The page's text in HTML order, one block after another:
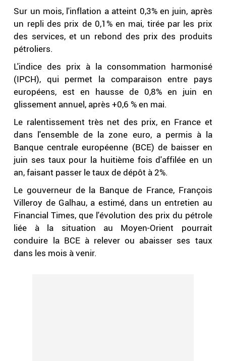
Sur un mois, l'inflation a atteint 0,3% en juin, après
un repli des prix de 0,1% en mai, tirée par les prix
des services, et un rebond des prix des produits
pétroliers.
L'indice des prix à la consommation harmonisé
(IPCH), qui permet la comparaison entre pays
européens, est en hausse de 0,8% en juin en
glissement annuel, après +0,6 % en mai.
Le ralentissement très net des prix, en France et
dans l'ensemble de la zone euro, a permis à la
Banque centrale européenne (BCE) de baisser en
juin ses taux pour la huitième fois d'affilée en un
an, faisant passer le taux de dépôt à 2%.
Le gouverneur de la Banque de France, François
Villeroy de Galhau, a estimé, dans un entretien au
Financial Times, que l'évolution des prix du pétrole
liée à la situation au Moyen-Orient pourrait
conduire la BCE à relever ou abaisser ses taux
dans les mois à venir.